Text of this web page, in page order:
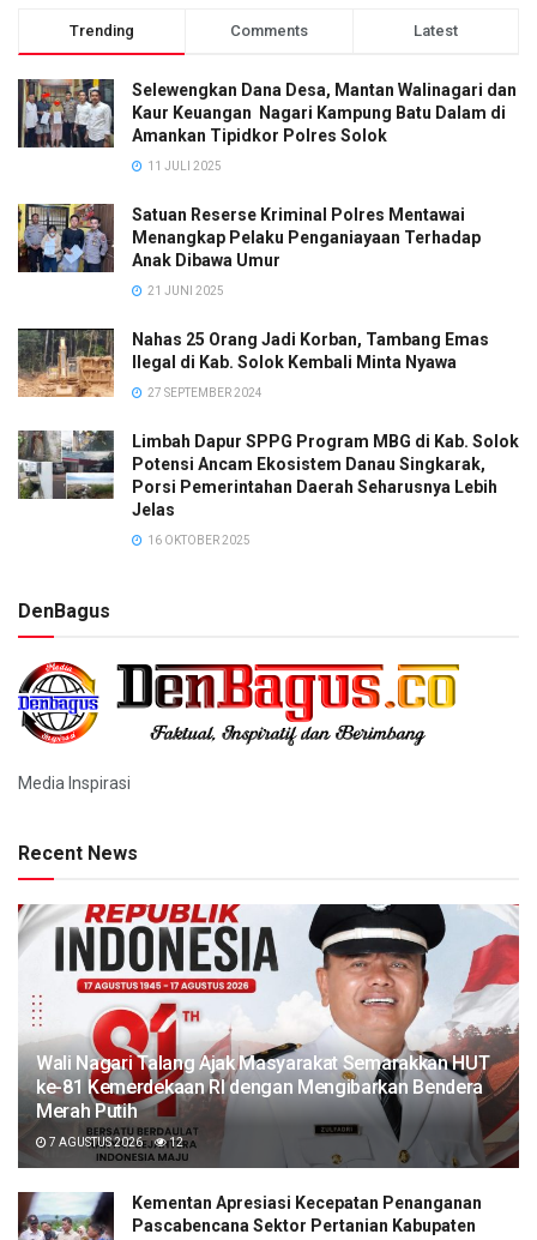
Trending Comments Latest
Selewengkan Dana Desa, Mantan Walinagari dan
Kaur Keuangan Nagari Kampung Batu Dalam di
Amankan Tipidkor Polres Solok
11 JULI 2025
Satuan Reserse Kriminal Polres Mentawai
Menangkap Pelaku Penganiayaan Terhadap
Anak Dibawa Umur
21 JUNI 2025
Nahas 25 Orang Jadi Korban, Tambang Emas
Ilegal di Kab. Solok Kembali Minta Nyawa
27 SEPTEMBER 2024
Limbah Dapur SPPG Program MBG di Kab. Solok
Potensi Ancam Ekosistem Danau Singkarak,
Porsi Pemerintahan Daerah Seharusnya Lebih
Jelas
16 OKTOBER 2025
DenBagus
Media Inspirasi
Recent News
Wali Nagari Talang Ajak Masyarakat Semarakkan HUT
ke-81 Kemerdekaan RI dengan Mengibarkan Bendera
Merah Putih
7 AGUSTUS 2026 12
Kementan Apresiasi Kecepatan Penanganan
Pascabencana Sektor Pertanian Kabupaten